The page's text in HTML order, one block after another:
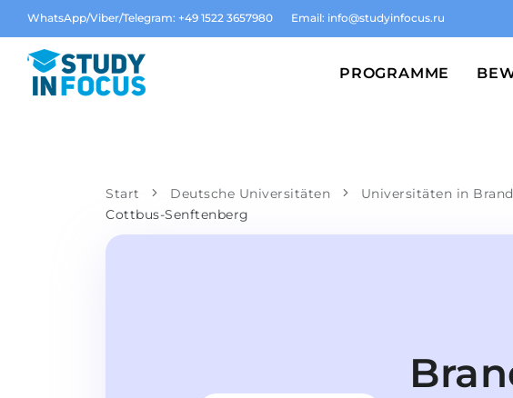
WhatsApp/Viber/Telegram: +49 1522 3657980 Email: info@studyinfocus.ru
PROGRAMME
Start Deutsche Universitäten Universitäten in
Cottbus-Senftenberg